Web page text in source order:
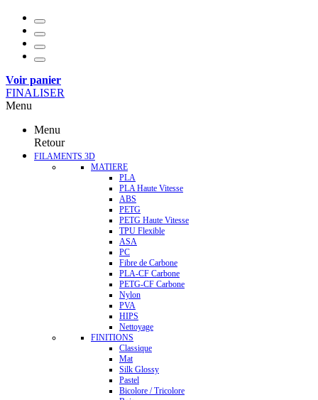
Voir panier
FINALISER
Menu
Menu
Retour
FILAMENTS 3D
MATIERE
PLA
PLA Haute Vitesse
ABS
PETG
PETG Haute Vitesse
TPU Flexible
ASA
PC
Fibre de Carbone
PLA-CF Carbone
PETG-CF Carbone
Nylon
PVA
HIPS
Nettoyage
FINITIONS
Classique
Mat
Silk Glossy
Pastel
Bicolore / Tricolore